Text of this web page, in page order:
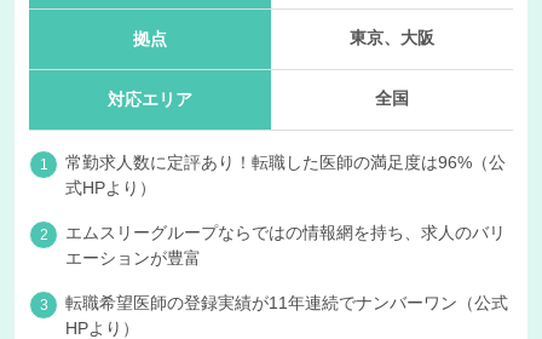
拠点 東京、大阪
対応エリア 全国
常勤求人数に定評あり！転職した医師の満足度は96%（公
式HPより）
エムスリーグループならではの情報網を持ち、求人のバリ
エーションが豊富
転職希望医師の登録実績が11年連続でナンバーワン（公式
HPより）